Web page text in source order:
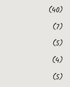
(40)
(7)
(5)
(4)
(5)